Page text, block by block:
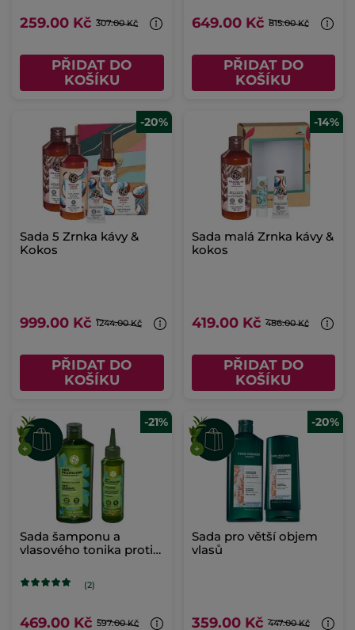
259.00 Kč 307.00 Kč
PŘIDAT DO
KOŠÍKU
649.00 Kč 815.00 Kč
PŘIDAT DO
KOŠÍKU
-20%
Sada 5 Zrnka kávy &
Kokos
999.00 Kč 1244.00 Kč
PŘIDAT DO
KOŠÍKU
-14%
Sada malá Zrnka kávy &
kokos
419.00 Kč 486.00 Kč
PŘIDAT DO
KOŠÍKU
-21%
Sada šamponu a
vlasového tonika proti
(2)
469.00 Kč 597.00 Kč
-20%
Sada pro větší objem
vlasů
359.00 Kč 447.00 Kč